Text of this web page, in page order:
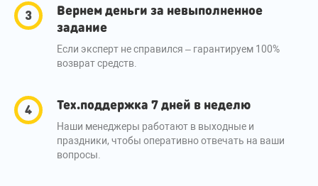
Вернем деньги за невыполненное
задание
Если эксперт не справился – гарантируем 100%
возврат средств.
Тех.поддержка 7 дней в неделю
Наши менеджеры работают в выходные и
праздники, чтобы оперативно отвечать на ваши
вопросы.